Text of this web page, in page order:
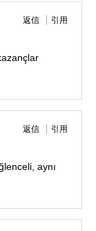
返信 引用
返信 引用
aynı